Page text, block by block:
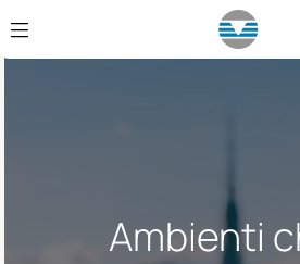
Skip to Main Content
Ambienti